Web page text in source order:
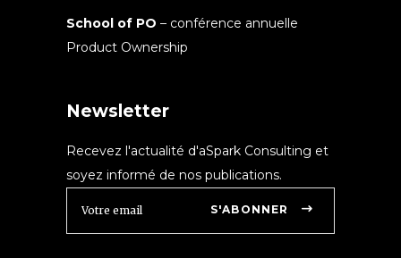
School of PO – conférence annuelle
Product Ownership
Newsletter
Recevez l'actualité d'aSpark Consulting et
soyez informé de nos publications.
S'ABONNER